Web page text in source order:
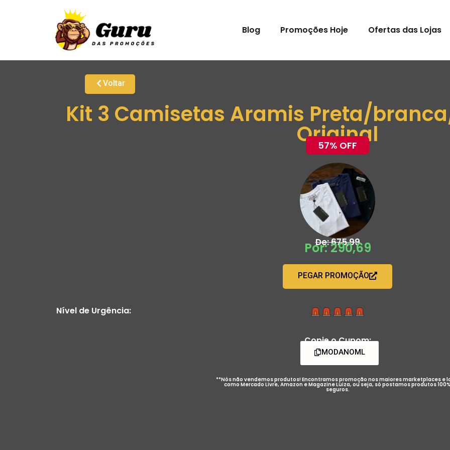
Blog Promoções Hoje Ofertas das Lojas
Voltar
Kit 3 Camisetas Aramis Preta/
Original
57% OFF
De: 675,99
Por: 290,69
PEGAR PROMOÇÃO
Nível de Urgência:
Copie o Cupom:
MODANOML
**Nós não vendemos produtos! Encontramos promoção nos maiores marketplaces e
como Mercado Livre, Amazon e Magazine Luiza, ou seja, só postamos produtos 100%
seguros.